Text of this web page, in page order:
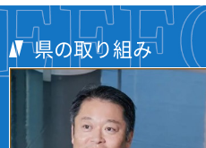
県の取り組み